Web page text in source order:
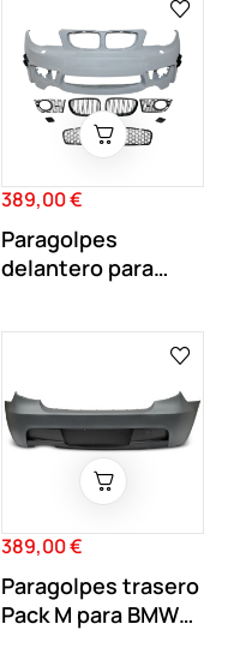
Precio
389,00 €
Paragolpes
delantero para
E82...
Precio
389,00 €
Paragolpes trasero
Pack M para BMW